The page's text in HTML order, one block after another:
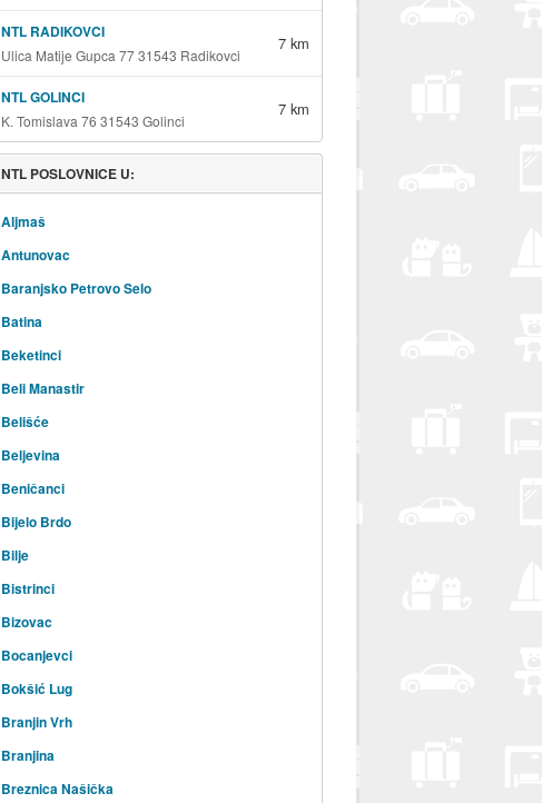
NTL RADIKOVCI
Ulica Matije Gupca 77 31543 Radikovci
7 km
NTL GOLINCI
K. Tomislava 76 31543 Golinci
7 km
NTL POSLOVNICE U:
Aljmaš
Antunovac
Baranjsko Petrovo Selo
Batina
Beketinci
Beli Manastir
Belišće
Beljevina
Beničanci
Bijelo Brdo
Bilje
Bistrinci
Bizovac
Bocanjevci
Bokšić Lug
Branjin Vrh
Branjina
Breznica Našička